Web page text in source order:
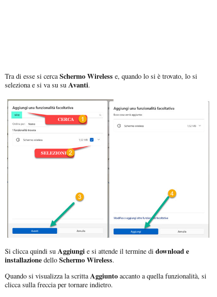
Tra di esse si cercaSchermo Wireless e, quando lo si è trovato, lo si
seleziona e si va su su Avanti.
Si clicca quindi su Aggiungi e si attende il termine di download e
installazione dello Schermo Wireless.
Quando si visualizza la scrittaAggiunto accanto a quella funzionalità, si
clicca sulla freccia per tornare indietro.